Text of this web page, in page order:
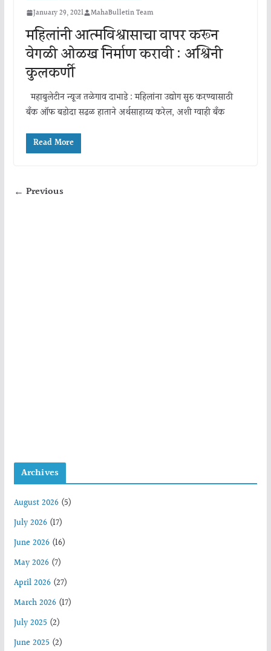
January 29, 2021 MahaBulletin Team
महिलांनी आत्मविश्वासाचा वापर करून
वेगळी ओळख निर्माण करावी : अश्विनी
कुलकर्णी
महाबुलेटीन न्यूज तळेगाव दाभाडे : महिलांना उद्योग सुरु करण्यासाठी
बँक ऑफ बडोदा सढळ हाताने अर्थसाहाय्य करेल, अशी ग्वाही बँक
Read More
← Previous
Archives
August 2026(5)
July 2026(17)
June 2026(16)
May 2026(7)
April 2026(27)
March 2026(17)
July 2025 (2)
June 2025 (2)